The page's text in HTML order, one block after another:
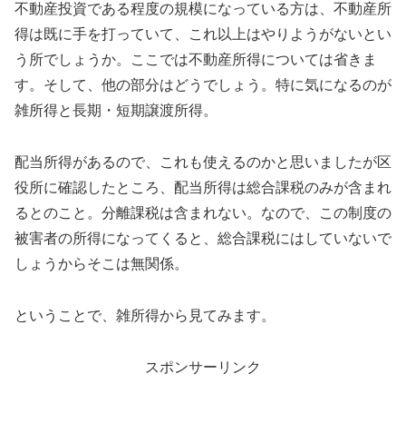
不動産投資である程度の規模になっている方は、不動産所
得は既に手を打っていて、これ以上はやりようがないとい
う所でしょうか。ここでは不動産所得については省きま
す。そして、他の部分はどうでしょう。特に気になるのが
雑所得と長期・短期譲渡所得。
配当所得があるので、これも使えるのかと思いましたが区
役所に確認したところ、配当所得は総合課税のみが含まれ
るとのこと。分離課税は含まれない。なので、この制度の
被害者の所得になってくると、総合課税にはしていないで
しょうからそこは無関係。
ということで、雑所得から見てみます。
スポンサーリンク